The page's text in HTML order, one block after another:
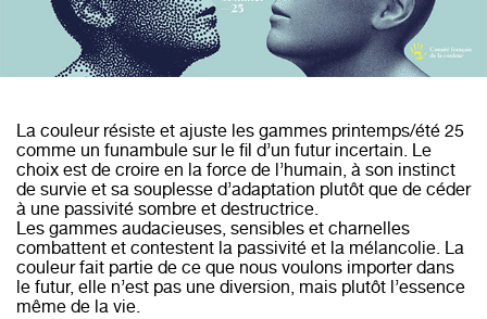
La couleur résiste et ajuste les gammes printemps/été 25
comme un funambule sur le fil d’un futur incertain. Le
choix est de croire en la force de l’humain, à son instinct
de survie et sa souplesse d’adaptation plutôt que de céder
à une passivité sombre et destructrice.
Les gammes audacieuses, sensibles et charnelles
combattent et contestent la passivité et la mélancolie. La
couleur fait partie de ce que nous voulons importer dans
le futur, elle n’est pas une diversion, mais plutôt l’essence
même de la vie.